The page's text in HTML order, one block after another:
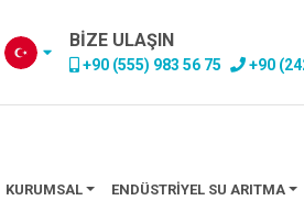
BİZE ULAŞIN
+90 (555) 983 56 75 +90
KURUMSAL ENDÜSTRIYEL SU ARITMA